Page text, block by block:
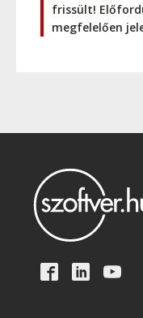
frissült!
megfelelően